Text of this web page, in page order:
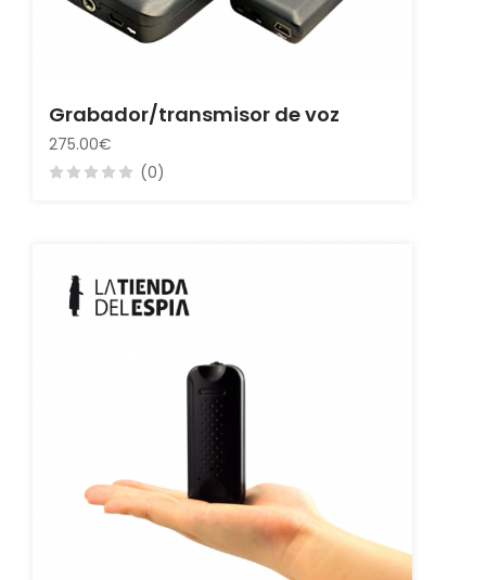
Grabador/transmisor de voz
275.00€
(0)